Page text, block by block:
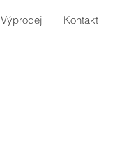
Výprodej Kontakt